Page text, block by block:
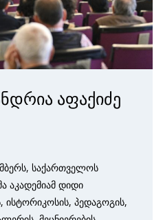
აფაქიძე
საქართველოს
აკადემიამ დიდი
პედაგოგის,